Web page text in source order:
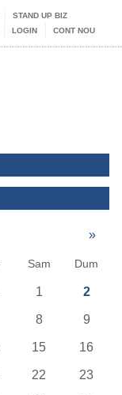
STAND UP BIZ
LOGIN CONT NOU
»
Sam Dum
1 2
8 9
15 16
22 23